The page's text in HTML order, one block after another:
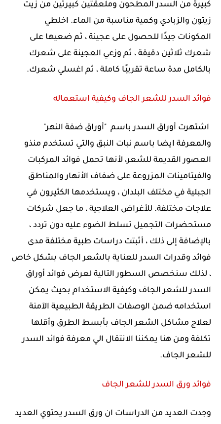
كبيرة من السدر المطحون وملعقتين كبيرتين من زيت
زيتون والزبادي وكمية مناسبة من الماء. اخلطي
المكونات جيدًا للحصول على عجينة ، ثم ضعيها على
شعرك ثلاثين دقيقة ، ثم وزعي العجينة على شعرك
بالكامل مدة ساعة تقريبًا كاملة ، ثم اغسلي شعرك.
فوائد السدر للشعر الجاف وكيفية استعماله
اشتهرت أوراق السدر باسم "أوراق ضفة النهر"
والمعرفة ايضا باسم نبات النبق والتي تستخدم منذو
العصور القديمة للشعر، لأنها تحمل فوائد المركبات
والفيتامينات المزروعة على ضفاف الأنهار والمناطق
الجبلية في مختلف البلدان ، ويستخدمها الكثيرون في
علاجات مختلفة. للأغراض العلاجية ، ما جعل شركات
مستحضرات التجميل تسلط الضوء عليه دون تردد ،
بالإضافة إلى ذلك ، أثبتت دراسات طبية مختلفة مدى
فوائد وقدرات السدر للعناية بالشعر الجاف بشكل خاص
، لذلك سنخصص السطور التالية لعرض فوائد أوراق
السدر للشعر الجاف وكيفية الاستخدام بحيث يمكن
استخدامه ضمن الوصفات الطريقة الطبيعية الآمنة
لعلاج مشاكل الشعر الجاف بأبسط الطرق وأقلها
تكلفة ومن هنا يمكننا الانتقال الي معرفة فوائد السدر
للشعر الجاف.
فوائد ورق السدر للشعر الجاف
وجدت العديد من الدراسات ان ورق السدر يحتوي العديد